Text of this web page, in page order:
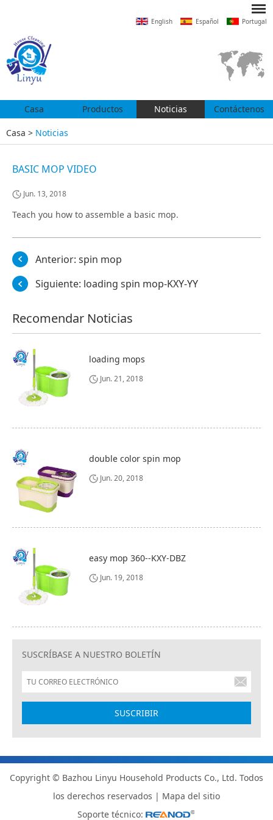
English Español Portugal
Casa Productos Noticias Contáctenos
Casa > Noticias
BASIC MOP VIDEO
Jun. 13, 2018
Teach you how to assemble a basic mop.
Anterior: spin mop
Siguiente: loading spin mop-KXY-YY
Recomendar Noticias
loading mops
Jun. 21, 2018
double color spin mop
Jun. 20, 2018
easy mop 360--KXY-DBZ
Jun. 19, 2018
SUSCRÍBASE A NUESTRO BOLETÍN
Copyright © Bazhou Linyu Household Products Co., Ltd. Todos
los derechos reservados | Mapa del sitio
Soporte técnico: